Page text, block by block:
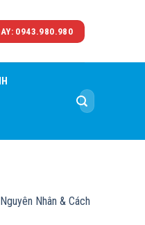
0943.980.980
Tìm
kiếm:
Nguyên Nhân & Cách